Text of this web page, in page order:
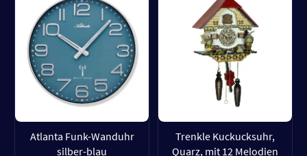
Atlanta Funk-Wanduhr
silber-blau
Trenkle Kuckucksuhr,
Quarz, mit 12 Melodien